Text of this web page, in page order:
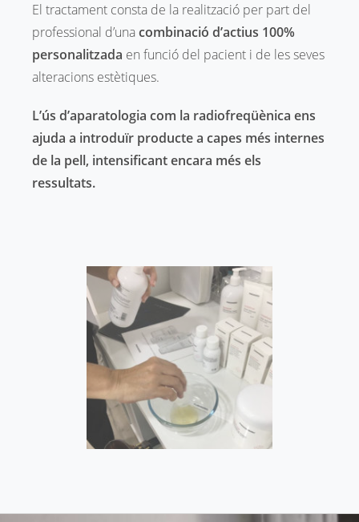
El tractament consta de la realització per part del
professional d’unacombinació d’actius 100%
personalitzada en funció del pacient i de les seves
alteracions estètiques.
L’ús d’aparatologia com la radiofreqüènica ens
ajuda a introduïr producte a capes més internes
de la pell, intensificant encara més els
ressultats.